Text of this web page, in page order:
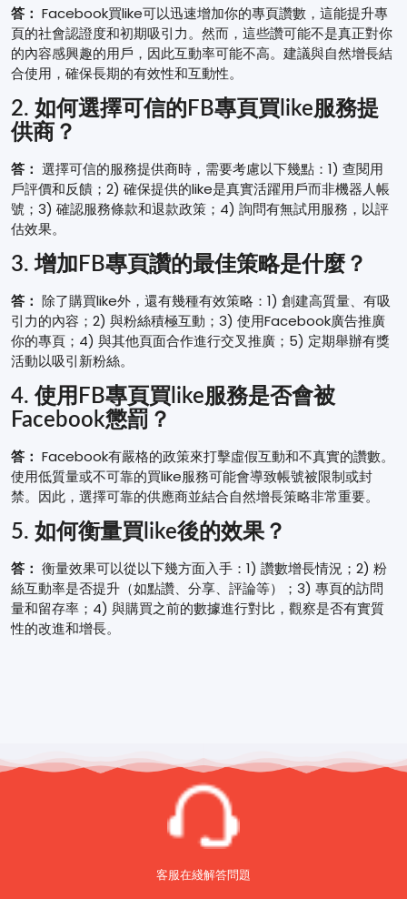
答： Facebook買like可以迅速增加你的專頁讚數，這能提升專
頁的社會認證度和初期吸引力。然而，這些讚可能不是真正對你
的內容感興趣的用戶，因此互動率可能不高。建議與自然增長結
合使用，確保長期的有效性和互動性。
2. 如何選擇可信的FB專頁買like服務提
供商？
答： 選擇可信的服務提供商時，需要考慮以下幾點：1) 查閱用
戶評價和反饋；2) 確保提供的like是真實活躍用戶而非機器人帳
號；3) 確認服務條款和退款政策；4) 詢問有無試用服務，以評
估效果。
3. 增加FB專頁讚的最佳策略是什麼？
答： 除了購買like外，還有幾種有效策略：1) 創建高質量、有吸
引力的內容；2) 與粉絲積極互動；3) 使用Facebook廣告推廣
你的專頁；4) 與其他頁面合作進行交叉推廣；5) 定期舉辦有獎
活動以吸引新粉絲。
4. 使用FB專頁買like服務是否會被
Facebook懲罰？
答： Facebook有嚴格的政策來打擊虛假互動和不真實的讚數。
使用低質量或不可靠的買like服務可能會導致帳號被限制或封
禁。因此，選擇可靠的供應商並結合自然增長策略非常重要。
5. 如何衡量買like後的效果？
答： 衡量效果可以從以下幾方面入手：1) 讚數增長情況；2) 粉
絲互動率是否提升（如點讚、分享、評論等）；3) 專頁的訪問
量和留存率；4) 與購買之前的數據進行對比，觀察是否有實質
性的改進和增長。
客服在綫解答問題